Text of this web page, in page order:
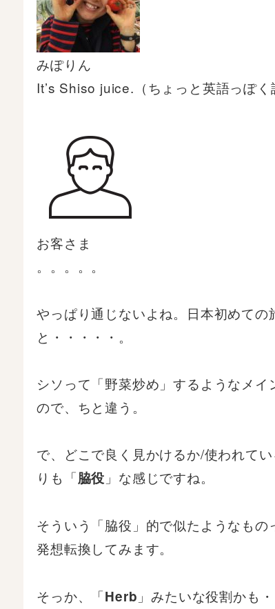
みぽりん
It’s Shiso juice.（ちょっと英語っぽく
お客さま
。。。。。
やっぱり通じないよね。日本初めて
と・・・・・。
シソって「野菜炒め」するようなメ
ので、ちと違う。
で、どこで良く見かけるか/使われて
りも「脇役 」な感じですね。
そういう「脇役」的で似たようなも
発想転換してみます。
そっか、「Herb 」みたいな役割かも